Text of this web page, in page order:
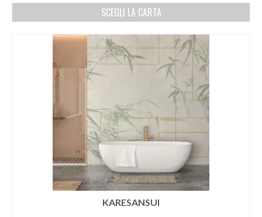
Nicolas Galtier
Serginho
Victor Kastelic
Illustratori
Anna Benotto
Elisa Talentino
Francesca Zanotto
Giada Gunetti
Susanna Galfrè
SCEGLI LA CARTA
KARESANSUI